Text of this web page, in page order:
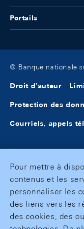
Portails
© Banque nationale
Droit d'auteur
Protection des
Courriels, appels
Pour mettre à
contenus et les
personnaliser les
des liens vers les
des cookies, des